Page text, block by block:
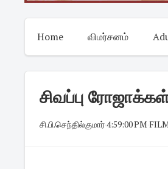
Home விமர்சனம்
சிவப்பு
சி.பி.செந்தில்குமார்·4:59:00 PM ·